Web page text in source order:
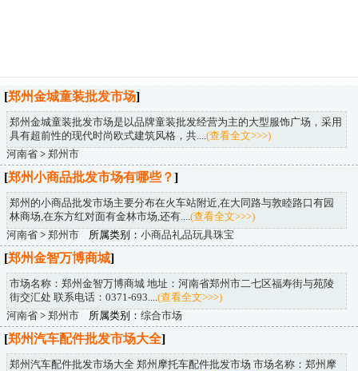
[郑州金城童装批发市场]
郑州金城童装批发市场是以品牌童装批发经营为主的大型服饰广场，采用
具有超前性的现代时尚欧式建筑风格，共.... (查看全文>>>)
河南省 > 郑州市
[郑州小商品批发市场有哪些？]
郑州的小商品批发市场主要分布在火车站附近,在大同路与敦睦路口有园
林商场,在东方红对面有金林市场,还有.... (查看全文>>>)
河南省 > 郑州市 所属类别： 小商品礼品玩具珠宝
[郑州金智万博商城]
市场名称：郑州金智万博商城 地址：河南省郑州市二七区福寿街与苑陵
街交汇处 联系电话：0371-693.... (查看全文>>>)
河南省 > 郑州市 所属类别： 综合市场
[郑州汽车配件批发市场大全]
郑州汽车配件批发市场大全 郑州摩托车配件批发市场 市场名称：郑州摩